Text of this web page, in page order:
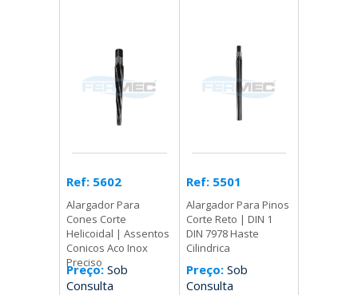
Ref: 5602
Alargador Para
Cones Corte
Helicoidal | Assentos
Conicos Aco Inox
Preciso
Preço: Sob
Consulta
Ref: 5501
Alargador Para Pinos
Corte Reto | DIN 1
DIN 7978 Haste
Cilindrica
Preço:Sob
Consulta